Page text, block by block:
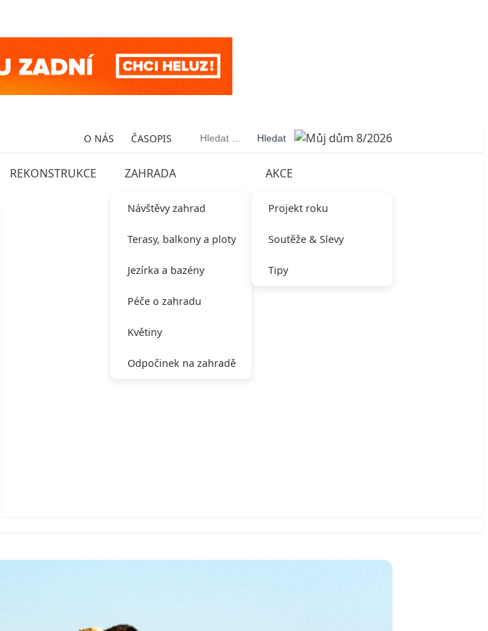
O NÁS ČASOPIS Vyhledávání
REKONSTRUKCE ZAHRADA
Návštěvy zahrad
Terasy, balkony a ploty
Jezírka a bazény
Péče o zahradu
Květiny
Odpočinek na zahradě
AKCE
Projekt roku
Soutěže & Slevy
Tipy